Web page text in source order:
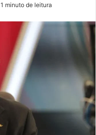
1 minuto de leitura